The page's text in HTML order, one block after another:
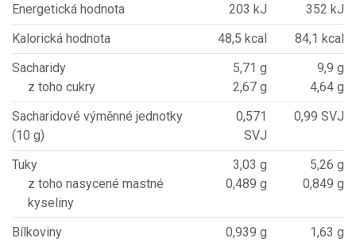
Energetická hodnota
203 kJ
352 kJ
Kalorická hodnota
48,5 kcal
84,1 kcal
Sacharidy
z toho cukry
5,71 g
2,67 g
9,9 g
4,64 g
Sacharidové výměnné jednotky
(10 g)
0,571
SVJ
0,99 SVJ
Tuky
z toho nasycené mastné
kyseliny
3,03 g
0,489 g
5,26 g
0,849 g
Bílkoviny 0,939 g 1,63 g